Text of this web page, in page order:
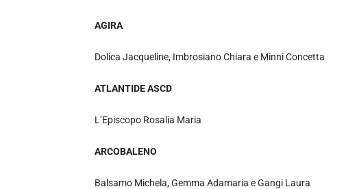
AGIRA
Dolica Jacqueline, Imbrosiano Chiara e Minni Concetta
ATLANTIDE ASCD
L’Episcopo Rosalia Maria
ARCOBALENO
Balsamo Michela, Gemma Adamaria e Gangi Laura